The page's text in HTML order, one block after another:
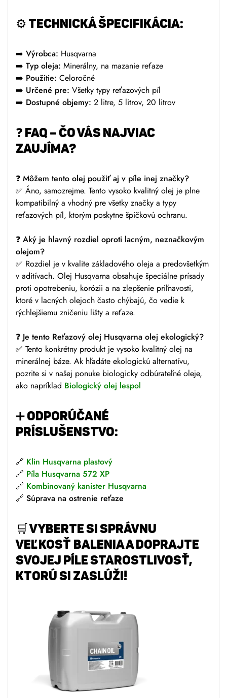
⚙️ TECHNICKÁ ŠPECIFIKÁCIA:
➡️ Výrobca: Husqvarna
➡️ Typ oleja: Minerálny, na mazanie reťaze
➡️ Použitie: Celoročné
➡️ Určené pre: Všetky typy reťazových píl
➡️ Dostupné objemy: 2 litre, 5 litrov, 20 litrov
❓ FAQ – ČO VÁS NAJVIAC
ZAUJÍMA?
❓ Môžem tento olej použiť aj v píle inej značky?
✅ Áno, samozrejme. Tento vysoko kvalitný olej je plne
kompatibilný a vhodný pre všetky značky a typy
reťazových píl, ktorým poskytne špičkovú ochranu.
❓ Aký je hlavný rozdiel oproti lacným, neznačkovým
olejom?
✅ Rozdiel je v kvalite základového oleja a predovšetkým
v aditívach. Olej Husqvarna obsahuje špeciálne prísady
proti opotrebeniu, korózii a na zlepšenie priľnavosti,
ktoré v lacných olejoch často chýbajú, čo vedie k
rýchlejšiemu zničeniu lišty a reťaze.
❓ Je tento Reťazový olej Husqvarna olej ekologický?
✅ Tento konkrétny produkt je vysoko kvalitný olej na
minerálnej báze. Ak hľadáte ekologickú alternatívu,
pozrite si v našej ponuke biologicky odbúrateľné oleje,
ako napríklad Biologický olej lespol
➕ODPORÚČANÉ
PRÍSLUŠENSTVO:
🔗 Klin Husqvarna plastový
🔗 Píla Husqvarna 572 XP
🔗 Kombinovaný kanister Husqvarna
🔗 Súprava na ostrenie reťaze
🛒Vyberte si správnu
veľkosť balenia a doprajte
svojej píle starostlivosť,
ktorú si zaslúži!